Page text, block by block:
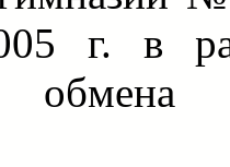
г. в
обмена